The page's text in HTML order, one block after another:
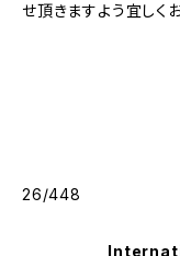
せ頂きますよう宜しく
26/448